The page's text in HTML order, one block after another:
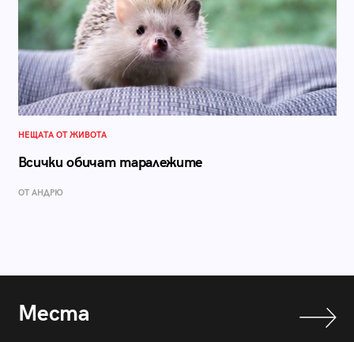
НЕЩАТА ОТ ЖИВОТА
Всички обичат таралежите
ОТ АНДРЮ
Места